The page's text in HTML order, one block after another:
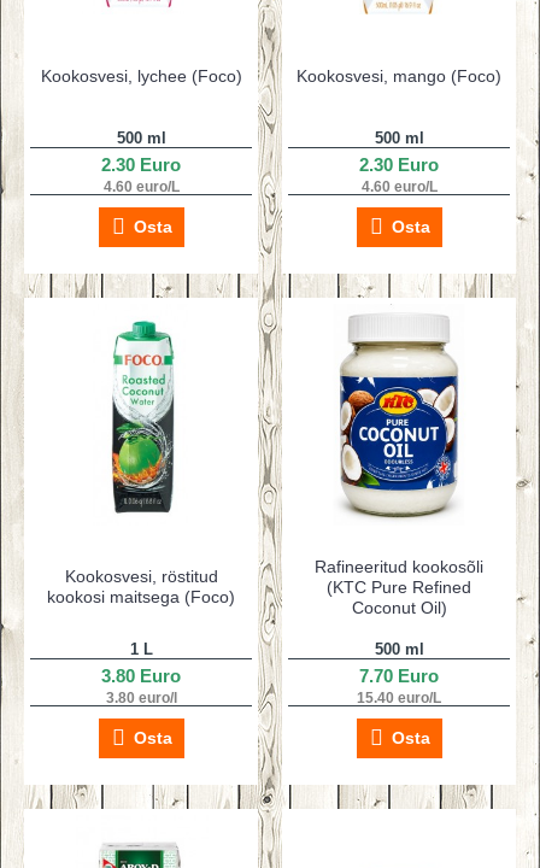
Kookosvesi, lychee (Foco)
500 ml
2.30 Euro
4.60 euro/L
Osta
Kookosvesi, mango (Foco)
500 ml
2.30 Euro
4.60 euro/L
Osta
Kookosvesi, röstitud
kookosi maitsega (Foco)
1 L
3.80 Euro
3.80 euro/l
Osta
Rafineeritud kookosõli
(KTC Pure Refined
Coconut Oil)
500 ml
7.70 Euro
15.40 euro/L
Osta